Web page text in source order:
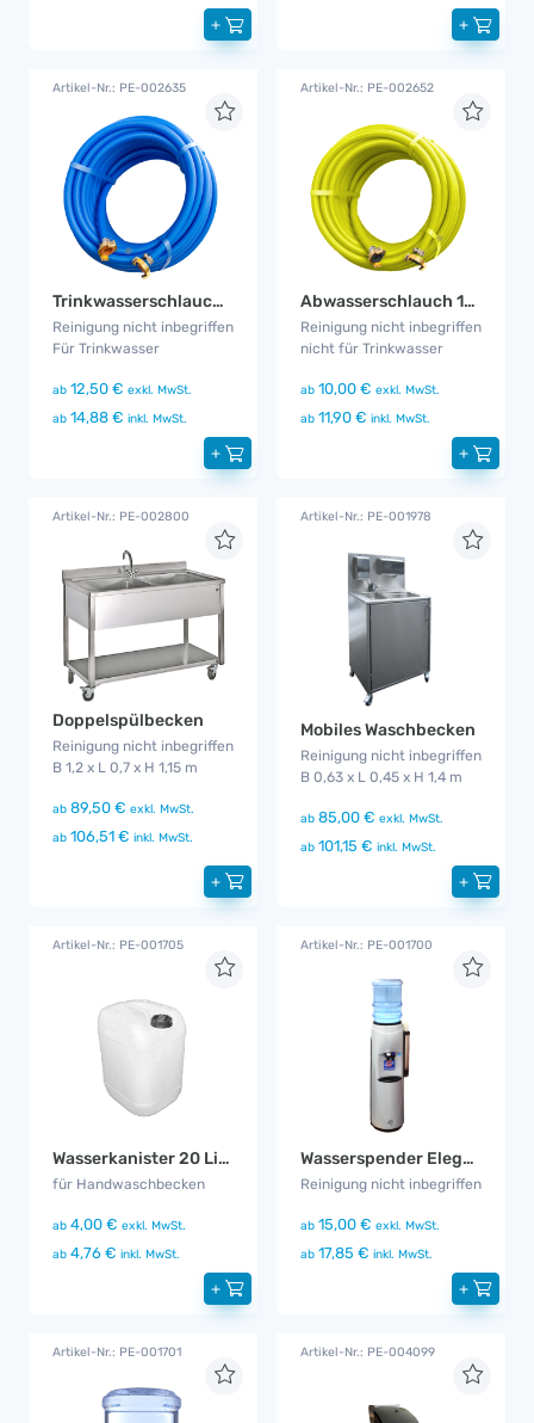
+ +
Artikel-Nr.: PE-002635
Trinkwasserschlauch 10 m
Reinigung nicht inbegriffen
Für Trinkwasser
ab 12,50 € exkl. MwSt.
ab 14,88 € inkl. MwSt.
+
Artikel-Nr.: PE-002652
Abwasserschlauch 10 m
Reinigung nicht inbegriffen
nicht für Trinkwasser
ab 10,00 € exkl. MwSt.
ab 11,90 € inkl. MwSt.
+
Artikel-Nr.: PE-002800
Doppelspülbecken
Reinigung nicht inbegriffen
B 1,2 x L 0,7 x H 1,15 m
ab 89,50 € exkl. MwSt.
ab 106,51 € inkl. MwSt.
+
Artikel-Nr.: PE-001978
Mobiles Waschbecken
Reinigung nicht inbegriffen
B 0,63 x L 0,45 x H 1,4 m
ab 85,00 € exkl. MwSt.
ab 101,15 € inkl. MwSt.
+
Artikel-Nr.: PE-001705
Wasserkanister 20 Liter Handwaschbecken
für Handwaschbecken
ab 4,00 € exkl. MwSt.
ab 4,76 € inkl. MwSt.
+
Artikel-Nr.: PE-001700
Wasserspender Elegance
Reinigung nicht inbegriffen
ab 15,00 € exkl. MwSt.
ab 17,85 € inkl. MwSt.
+
Artikel-Nr.: PE-001701 Artikel-Nr.: PE-004099